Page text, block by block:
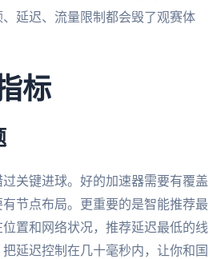
延迟、流量限制都会毁了观赛体
标
关键进球。好的加速器需要有覆盖
节点布局。更重要的是智能推荐最
置和网络状况，推荐延迟最低的线
延迟控制在几十毫秒内，让你和国